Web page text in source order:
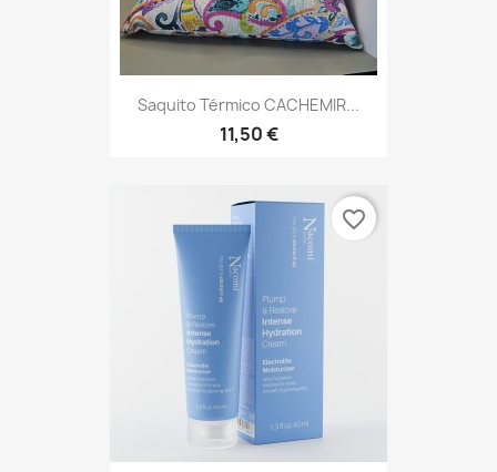
Saquito Térmico CACHEMIR...
11,50 €
favorite_border